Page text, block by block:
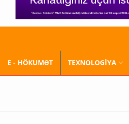
E - HÖKUMƏT TEXNOLOGİYA